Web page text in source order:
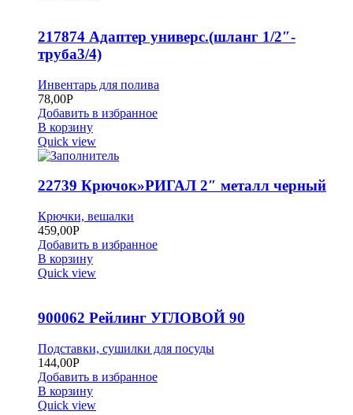
217874 Адаптер универс.(шланг 1/2″-
труба3/4)
Инвентарь для полива
78,00Р
Добавить в избранное
В корзину
Quick view
22739 Крючок»РИГАЛ 2″ металл черный
Крючки, вешалки
459,00Р
Добавить в избранное
В корзину
Quick view
900062 Рейлинг УГЛОВОЙ 90
Подставки, сушилки для посуды
144,00Р
Добавить в избранное
В корзину
Quick view